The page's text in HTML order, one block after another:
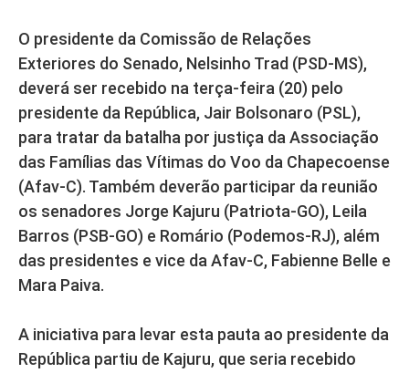
O presidente da Comissão de Relações
Exteriores do Senado, Nelsinho Trad (PSD-MS),
deverá ser recebido na terça-feira (20) pelo
presidente da República, Jair Bolsonaro (PSL),
para tratar da batalha por justiça da Associação
das Famílias das Vítimas do Voo da Chapecoense
(Afav-C). Também deverão participar da reunião
os senadores Jorge Kajuru (Patriota-GO), Leila
Barros (PSB-GO) e Romário (Podemos-RJ), além
das presidentes e vice da Afav-C, Fabienne Belle e
Mara Paiva.
A iniciativa para levar esta pauta ao presidente da
República partiu de Kajuru, que seria recebido